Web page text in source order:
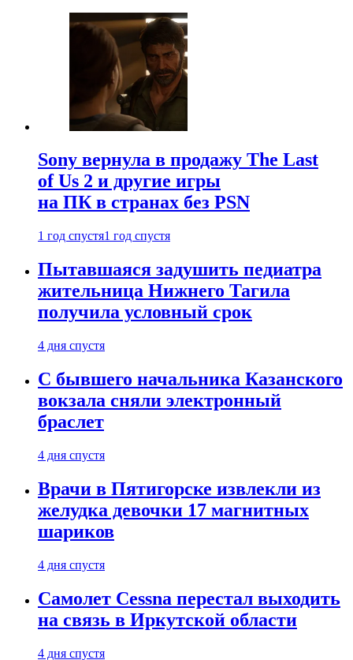
Sony вернула в продажу The Last
of Us 2 и другие игры
на ПК в странах без PSN
1 год спустя1 год спустя
Пытавшаяся задушить педиатра
жительница Нижнего Тагила
получила условный срок
4 дня спустя
С бывшего начальника Казанского
вокзала сняли электронный
браслет
4 дня спустя
Врачи в Пятигорске извлекли из
желудка девочки 17 магнитных
шариков
4 дня спустя
Самолет Cessna перестал выходить
на связь в Иркутской области
4 дня спустя